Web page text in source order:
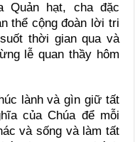
Quản hạt, cha đặc
thể cộng đoàn lời tri
thời gian qua và
lễ quan thầy hôm
lành và gìn giữ tất
của Chúa để mỗi
và sống và làm tất